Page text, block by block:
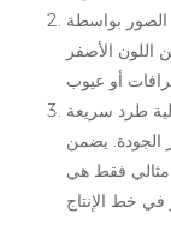
الصور بواسطة
اللون الأصفر
طرد سريعة
الجودة. يضمن
مثالي فقط هي